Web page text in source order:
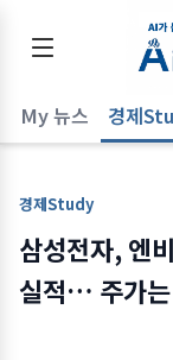
My 뉴스 경제
경제Study
삼성전자, 엔
실적… 주가